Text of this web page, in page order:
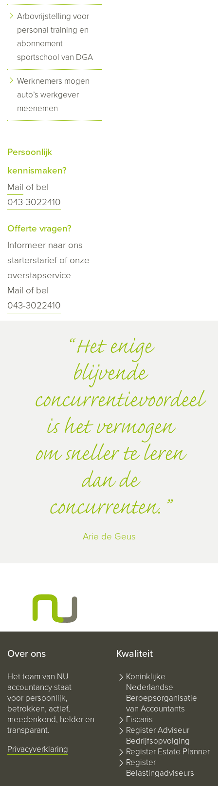
Arbovrijstelling voor
personal training en
abonnement
sportschool van DGA
Werknemers mogen
auto’s werkgever
meenemen
Persoonlijk
kennismaken?
Mail of bel
043-3022410
Offerte vragen?
Informeer naar ons
starterstarief of onze
overstapservice
Mail of bel
043-3022410
Het enige
blijvende
concurrentievoordeel
is het vermogen
om sneller te leren
dan de
concurrenten.
Arie de Geus
Over ons
Het team van NU
accountancy staat
voor persoonlijk,
betrokken, actief,
meedenkend, helder en
transparant.
Privacyverklaring
Kwaliteit
Koninklijke
Nederlandse
Beroepsorganisatie
van Accountants
Fiscaris
Register Adviseur
Bedrijfsopvolging
Register Estate Planner
Register
Belastingadviseurs